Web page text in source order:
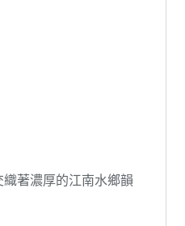
著濃厚的江南水鄉韻